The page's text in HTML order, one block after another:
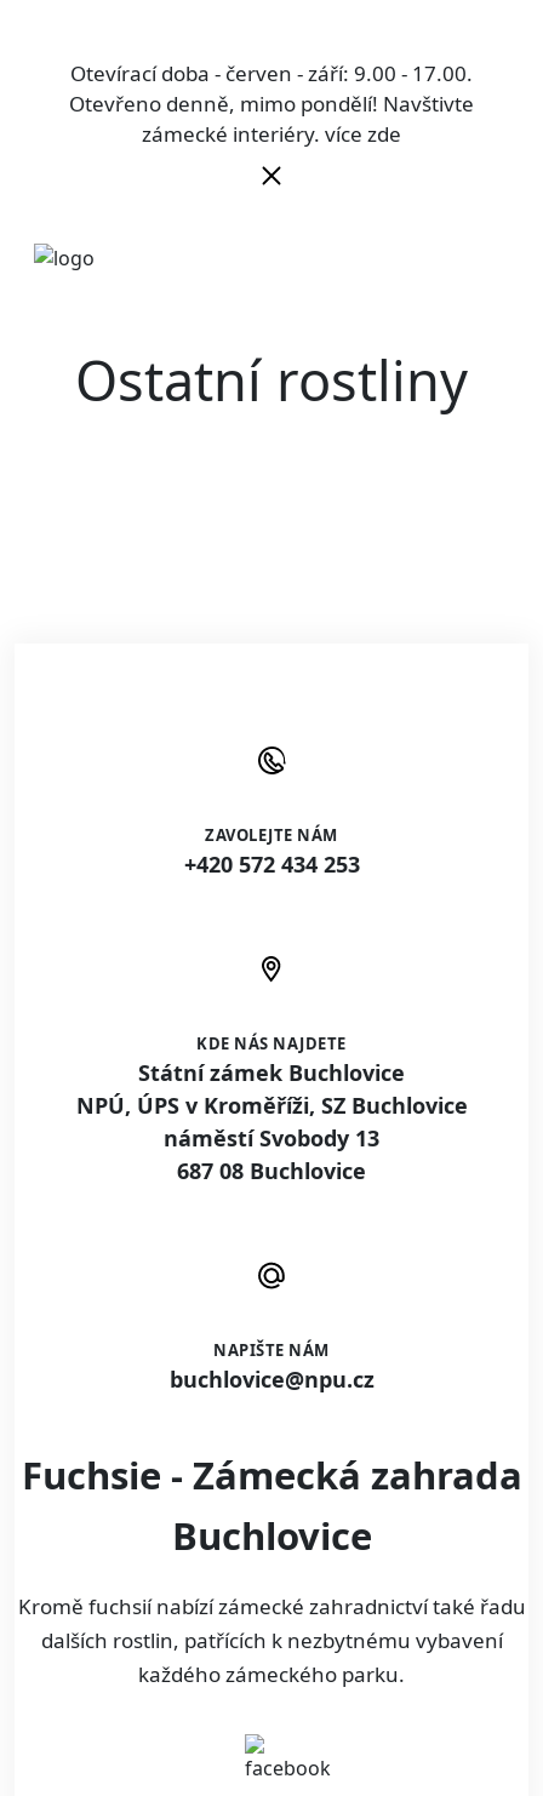
Otevírací doba - červen - září: 9.00 - 17.00.
Otevřeno denně, mimo pondělí! Navštivte
zámecké interiéry. více zde
Ostatní rostliny
ZAVOLEJTE NÁM
+420 572 434 253
KDE NÁS NAJDETE
Státní zámek Buchlovice
NPÚ, ÚPS v Kroměříži, SZ Buchlovice
náměstí Svobody 13
687 08 Buchlovice
NAPIŠTE NÁM
buchlovice@npu.cz
Fuchsie - Zámecká zahrada
Buchlovice
Kromě fuchsií nabízí zámecké zahradnictví také řadu
dalších rostlin, patřících k nezbytnému vybavení
každého zámeckého parku.